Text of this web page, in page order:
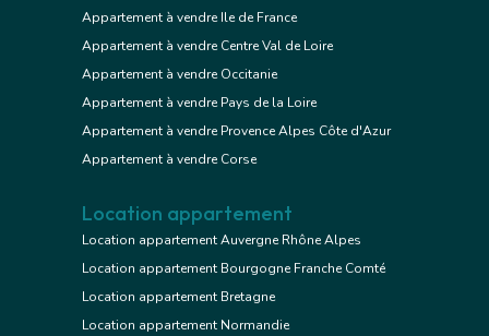
Appartement à vendre Ile de France
Appartement à vendre Centre Val de Loire
Appartement à vendre Occitanie
Appartement à vendre Pays de la Loire
Appartement à vendre Provence Alpes Côte d'Azur
Appartement à vendre Corse
Location appartement
Location appartement Auvergne Rhône Alpes
Location appartement Bourgogne Franche Comté
Location appartement Bretagne
Location appartement Normandie